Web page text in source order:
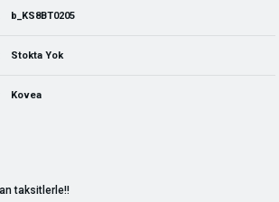
b_KS8BT0205
Stokta Yok
Kovea
taksitlerle!!